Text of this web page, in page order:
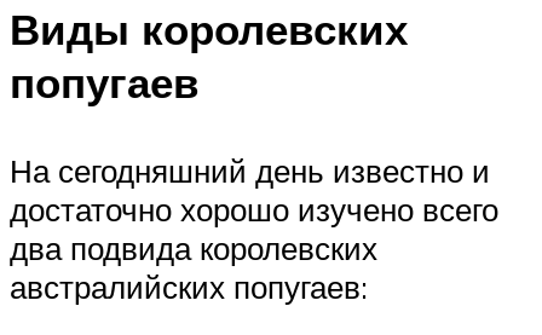
Виды королевских
попугаев
На сегодняшний день известно и
достаточно хорошо изучено всего
два подвида королевских
австралийских попугаев: